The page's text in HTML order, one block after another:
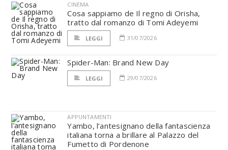
CINEMA
Cosa sappiamo de Il regno di Orisha,
tratto dal romanzo di Tomi Adeyemi
LEGGI 31/07/2026
Spider-Man: Brand New Day
LEGGI 29/07/2026
APPUNTAMENTI
Yambo, l’antesignano della fantascienza
italiana torna a brillare al Palazzo del
Fumetto di Pordenone